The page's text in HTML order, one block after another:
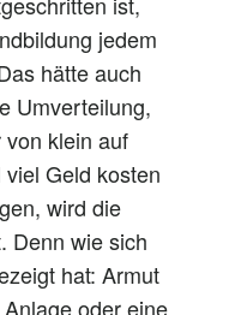
jedem
hätte auch
Umverteilung,
klein auf
Geld kosten
wird die
Denn wie sich
hat: Armut
oder eine